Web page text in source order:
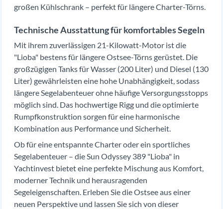
großen Kühlschrank – perfekt für längere Charter-Törns.
Technische Ausstattung für komfortables Segeln
Mit ihrem zuverlässigen 21-Kilowatt-Motor ist die
"Lioba" bestens für längere Ostsee-Törns gerüstet. Die
großzügigen Tanks für Wasser (200 Liter) und Diesel (130
Liter) gewährleisten eine hohe Unabhängigkeit, sodass
längere Segelabenteuer ohne häufige Versorgungsstopps
möglich sind. Das hochwertige Rigg und die optimierte
Rumpfkonstruktion sorgen für eine harmonische
Kombination aus Performance und Sicherheit.
Ob für eine entspannte Charter oder ein sportliches
Segelabenteuer – die Sun Odyssey 389 "Lioba" in
Yachtinvest bietet eine perfekte Mischung aus Komfort,
moderner Technik und herausragenden
Segeleigenschaften. Erleben Sie die Ostsee aus einer
neuen Perspektive und lassen Sie sich von dieser